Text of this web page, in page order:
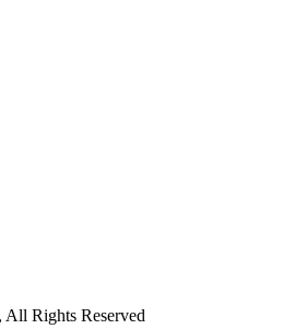
Rights Reserved